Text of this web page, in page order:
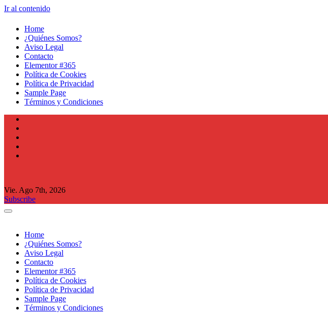
Ir al contenido
Home
¿Quiénes Somos?
Aviso Legal
Contacto
Elementor #365
Política de Cookies
Política de Privacidad
Sample Page
Términos y Condiciones
Vie. Ago 7th, 2026
Subscribe
Home
¿Quiénes Somos?
Aviso Legal
Contacto
Elementor #365
Política de Cookies
Política de Privacidad
Sample Page
Términos y Condiciones